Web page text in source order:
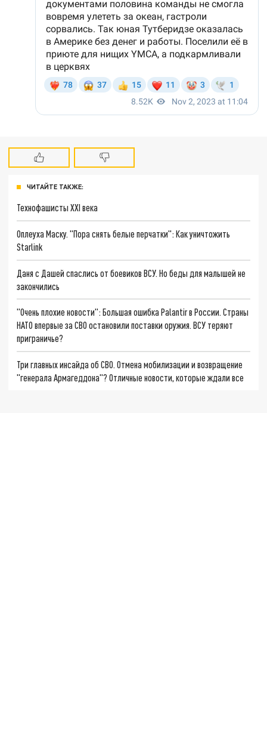
ЧИТАЙТЕ ТАКЖЕ:
Технофашисты XXI века
Оплеуха Маску. "Пора снять белые перчатки": Как уничтожить
Starlink
Даня с Дашей спаслись от боевиков ВСУ. Но беды для малышей не
закончились
"Очень плохие новости": Большая ошибка Palantir в России. Страны
НАТО впервые за СВО остановили поставки оружия. ВСУ теряют
приграничье?
Три главных инсайда об СВО. Отмена мобилизации и возвращение
"генерала Армагеддона"? Отличные новости, которые ждали все